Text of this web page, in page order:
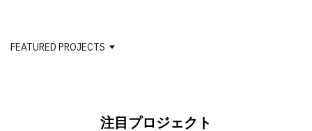
FEATURED PROJECTS
注目プロジェクト